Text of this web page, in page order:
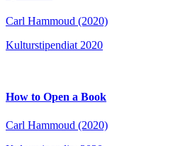
Carl Hammoud (2020)
Kulturstipendiat 2020
How to Open a Book
Carl Hammoud (2020)